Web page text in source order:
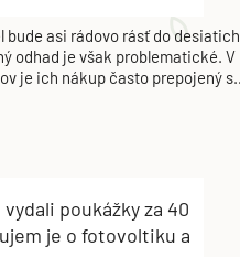
bude asi rádovo rásť do desiatich
odhad je však problematické. V
je ich nákup často prepojený s
poukážky za 40
je o fotovoltiku a